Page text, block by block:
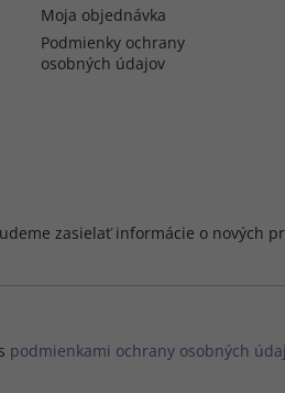
Moja objednávka
Podmienky ochrany
osobných údajov
zasielať informácie o nových
podmienkami ochrany osobných